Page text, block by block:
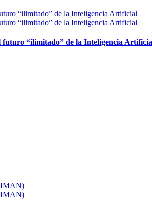
“ilimitado” de la Inteligencia